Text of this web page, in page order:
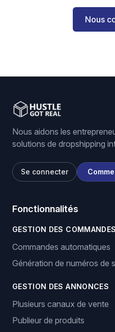
Nous
Nous aidons les
solutions de dropshipping
Se connecter
Fonctionnalités
GESTION DES COMMANDES
Commandes automatiques
Génération de numéros de
GESTION DES ANNONCES
Plusieurs canaux de vente
Publieur de produits